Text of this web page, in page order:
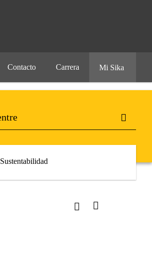
Contacto Carrera Mi Sika
Sustentabilidad